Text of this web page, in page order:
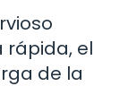
rápida, el
de la